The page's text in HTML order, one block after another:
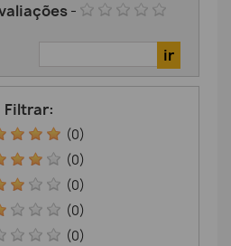
-
Filtrar:
(0)
(0)
(0)
(0)
(0)